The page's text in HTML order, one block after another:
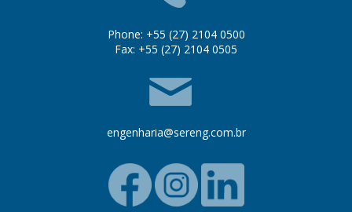
Phone: +55 (27) 2104 0500
Fax: +55 (27) 2104 0505
engenharia@sereng.com.br